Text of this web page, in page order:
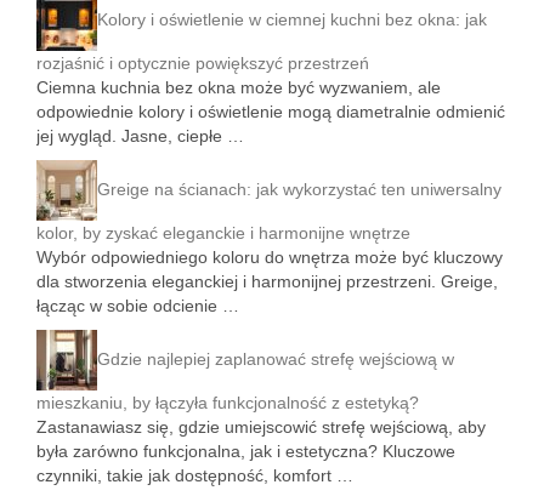
Kolory i oświetlenie w ciemnej kuchni bez okna: jak
rozjaśnić i optycznie powiększyć przestrzeń
Ciemna kuchnia bez okna może być wyzwaniem, ale
odpowiednie kolory i oświetlenie mogą diametralnie odmienić
jej wygląd. Jasne, ciepłe …
Greige na ścianach: jak wykorzystać ten uniwersalny
kolor, by zyskać eleganckie i harmonijne wnętrze
Wybór odpowiedniego koloru do wnętrza może być kluczowy
dla stworzenia eleganckiej i harmonijnej przestrzeni. Greige,
łącząc w sobie odcienie …
Gdzie najlepiej zaplanować strefę wejściową w
mieszkaniu, by łączyła funkcjonalność z estetyką?
Zastanawiasz się, gdzie umiejscowić strefę wejściową, aby
była zarówno funkcjonalna, jak i estetyczna? Kluczowe
czynniki, takie jak dostępność, komfort …